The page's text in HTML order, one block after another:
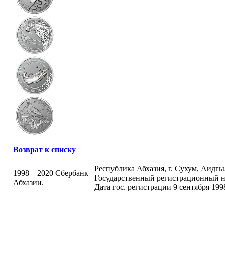
Возврат к списку
1998 – 2020 Сбербанк
Абхазии.
Республика Абхазия, г. Сухум,
Государственный регистрационный
Дата гос. регистрации 9 сентября